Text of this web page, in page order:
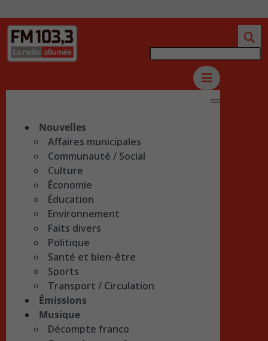
Nouvelles
Affaires municipales
Communauté / Social
Culture
Économie
Éducation
Environnement
Faits divers
Politique
Santé et bien-être
Sports
Transport / Circulation
Émissions
Musique
Décompte franco